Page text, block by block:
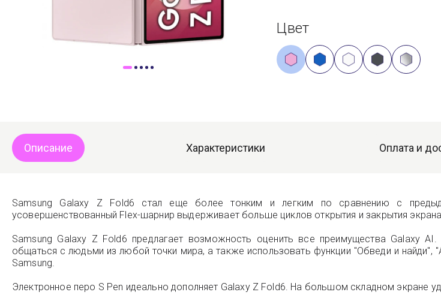
Цвет
Описание Характеристики Оплата и
Samsung Galaxy Z Fold6 стал еще более тонким и легким по сравнению с
усовершенствованный Flex-шарнир выдерживает больше циклов открытия и закрытия
Samsung Galaxy Z Fold6 предлагает возможность оценить все преимущества
общаться с людьми из любой точки мира, а также использовать функции "Обведи и найди",
Samsung.
Электронное перо S Pen идеально дополняет Galaxy Z Fold6. На большом складном экране